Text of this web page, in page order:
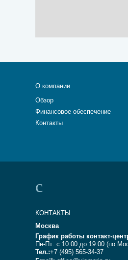
О компании
Обзор
Финансовое обеспечение
Контакты
КОНТАКТЫ
Москва
График работы контакт-
Пн-Пт: с 10:00 до 19:00 (по
Тел.:+7 (495) 565-34-37